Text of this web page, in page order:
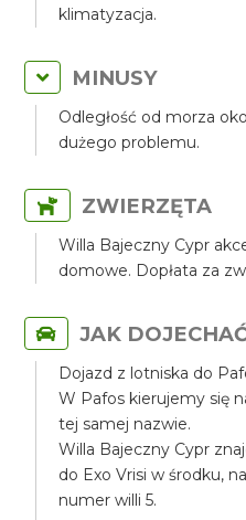
klimatyzacja.
MINUSY
Odległość od morza
dużego problemu.
ZWIERZĘTA
Willa Bajeczny Cypr
domowe. Dopłata za
JAK
Dojazd z lotniska do
W Pafos kierujemy się
tej samej nazwie.
Willa Bajeczny Cypr
do Exo Vrisi w środku,
numer willi 5.